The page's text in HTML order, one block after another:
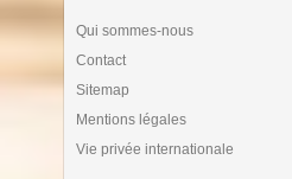
Qui sommes-nous
Contact
Sitemap
Mentions légales
Vie privée internationale